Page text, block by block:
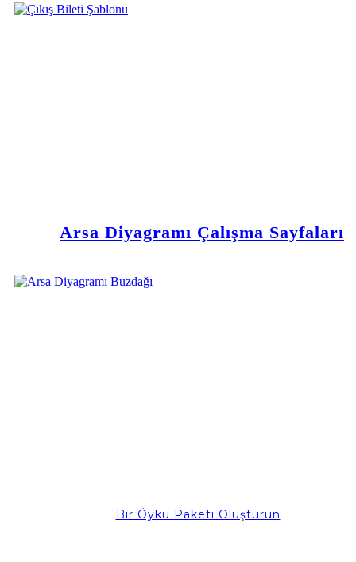
Arsa Diyagramı Çalışma Sayfaları
Bir Öykü Paketi Oluşturun